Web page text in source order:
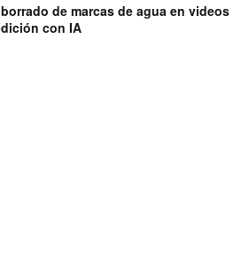
de marcas de agua en videos
con IA